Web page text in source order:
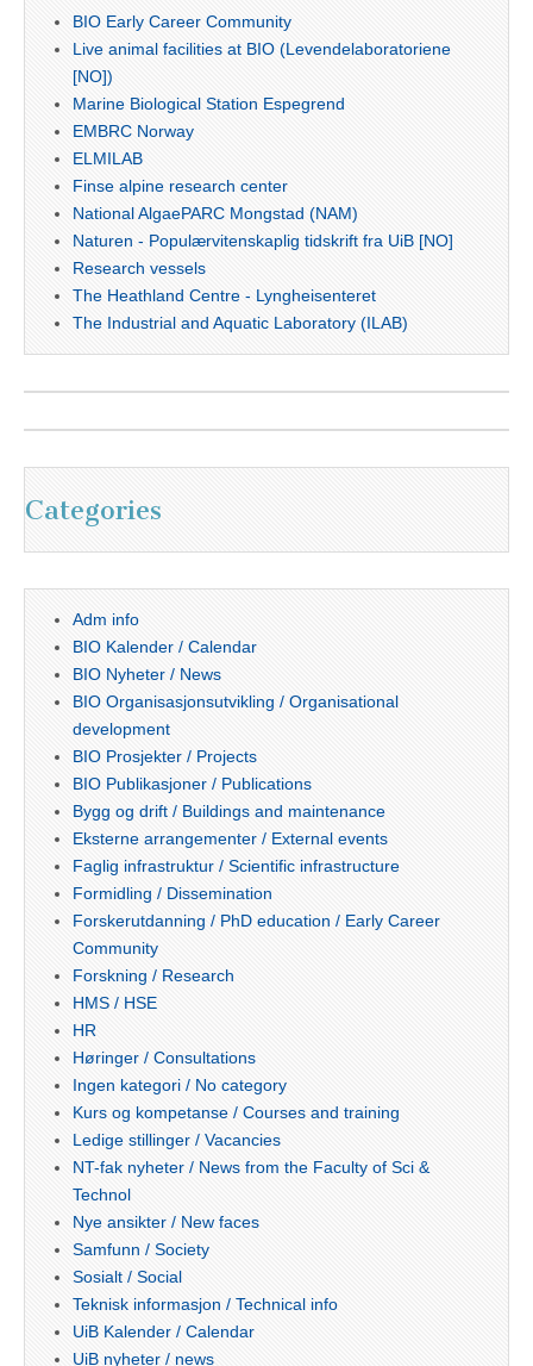
BIO Early Career Community
Live animal facilities at BIO (Levendelaboratoriene
[NO])
Marine Biological Station Espegrend
EMBRC Norway
ELMILAB
Finse alpine research center
National AlgaePARC Mongstad (NAM)
Naturen - Populærvitenskaplig tidskrift fra UiB [NO]
Research vessels
The Heathland Centre - Lyngheisenteret
The Industrial and Aquatic Laboratory (ILAB)
Categories
Adm info
BIO Kalender / Calendar
BIO Nyheter / News
BIO Organisasjonsutvikling / Organisational
development
BIO Prosjekter / Projects
BIO Publikasjoner / Publications
Bygg og drift / Buildings and maintenance
Eksterne arrangementer / External events
Faglig infrastruktur / Scientific infrastructure
Formidling / Dissemination
Forskerutdanning / PhD education / Early Career
Community
Forskning / Research
HMS / HSE
HR
Høringer / Consultations
Ingen kategori / No category
Kurs og kompetanse / Courses and training
Ledige stillinger / Vacancies
NT-fak nyheter / News from the Faculty of Sci &
Technol
Nye ansikter / New faces
Samfunn / Society
Sosialt / Social
Teknisk informasjon / Technical info
UiB Kalender / Calendar
UiB nyheter / news